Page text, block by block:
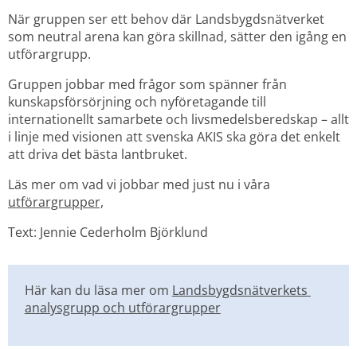
När gruppen ser ett behov där Landsbygdsnätverket
som neutral arena kan göra skillnad, sätter den igång en
utförargrupp.
Gruppen jobbar med frågor som spänner från
kunskapsförsörjning och nyföretagande till
internationellt samarbete och livsmedelsberedskap – allt
i linje med visionen att svenska AKIS ska göra det enkelt
att driva det bästa lantbruket.
utförargrupper,
Text: Jennie Cederholm Björklund
Här kan du läsa mer om Landsbygdsnätverkets
analysgrupp och utförargrupper